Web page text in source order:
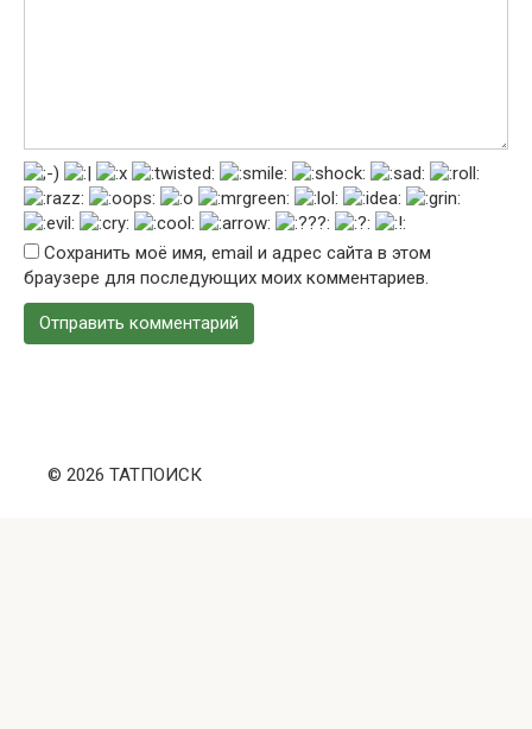
Сохранить моё имя, email и адрес сайта в этом
браузере для последующих моих комментариев.
© 2026 ТАТПОИСК